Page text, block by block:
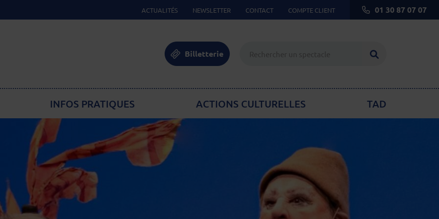
ACTUALITÉS NEWSLETTER CONTACT COMPTE CLIENT 01 30 87 07 07
Billetterie
INFOS PRATIQUES ACTIONS CULTURELLES TAD